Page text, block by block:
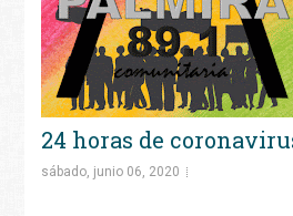
24 horas de
sábado, junio 06, 2020